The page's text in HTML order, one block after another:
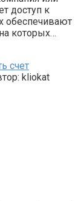
доступ к
обеспечивают
которых…
счет
kliokat